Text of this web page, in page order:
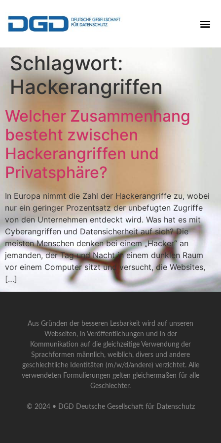
Schlagwort:
Hackerangriffen
Welcher Zusammenhang
besteht zwischen
Hackerangriffen und
Privatsphäre?
In Europa nimmt die Zahl der Hackerangriffe zu, wobei
nur ein geringer Prozentsatz der unbefugten Zugriffe
von den Unternehmen entdeckt wird. Was hat es mit
Cyberangriffen und Datensicherheit auf sich? Die
meisten Menschen denken bei einem „Hacker“ an
jemanden, der Tag und Nacht in einem dunklen Raum
vor einem Computer sitzt und versucht, die Websites,
[…]
Aus Gründen der besseren Lesbarkeit wird auf unseren
Webseiten, in Veröffentlichungen und in der
Kommunikation auf die gleichzeitige Verwendung der
Sprachformen männlich, weiblich, divers und andere
geschlechtliche Identitäten (m/w/d/andere) verzichtet. Alle
verwendeten Formulierungen gelten gleichermaßen für alle
Geschlechter.
© 2024 • DGD Deutsche Gesellschaft für Datenschutz